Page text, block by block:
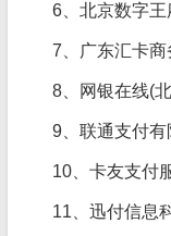
6、北京数字
7、广东汇卡
8、网银在线(
9、联通支付
10、卡友支付
11、迅付信息